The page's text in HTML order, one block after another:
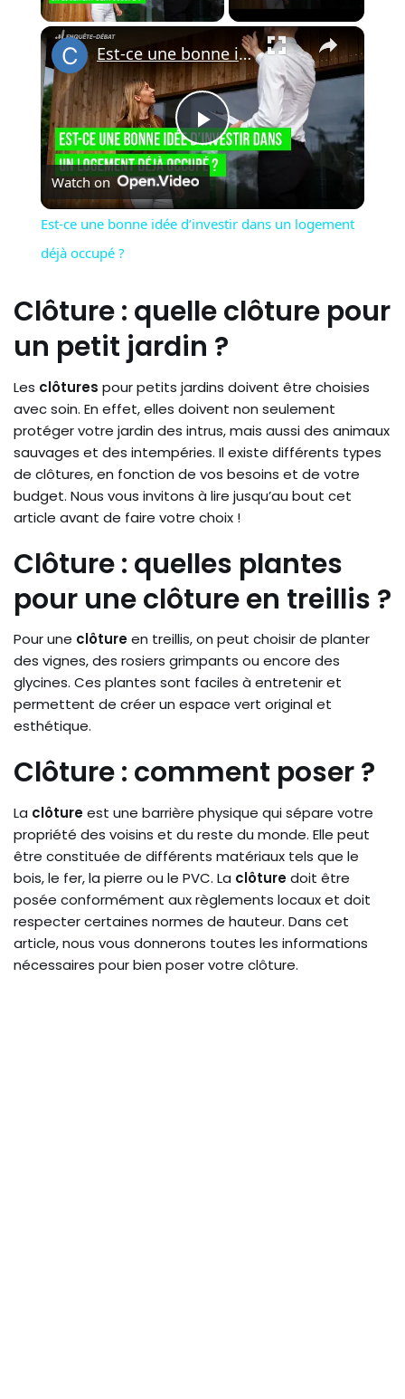
×
Play
Video
Est-ce une bonne idée d’investir dans un logement déjà occupé ?
Watch on
Est-ce une bonne idée d’investir dans un logement
déjà occupé ?
Clôture : quelle clôture pour
un petit jardin ?
Les clôtures pour petits jardins doivent être choisies
avec soin. En effet, elles doivent non seulement
protéger votre jardin des intrus, mais aussi des animaux
sauvages et des intempéries. Il existe différents types
de clôtures, en fonction de vos besoins et de votre
budget. Nous vous invitons à lire jusqu’au bout cet
article avant de faire votre choix !
Clôture : quelles plantes
pour une clôture en treillis ?
Pour une clôtureen treillis, on peut choisir de planter
des vignes, des rosiers grimpants ou encore des
glycines. Ces plantes sont faciles à entretenir et
permettent de créer un espace vert original et
esthétique.
Clôture : comment poser ?
La clôtureest une barrière physique qui sépare votre
propriété des voisins et du reste du monde. Elle peut
être constituée de différents matériaux tels que le
bois, le fer, la pierre ou le PVC. La clôturedoit être
posée conformément aux règlements locaux et doit
respecter certaines normes de hauteur. Dans cet
article, nous vous donnerons toutes les informations
nécessaires pour bien poser votre clôture.